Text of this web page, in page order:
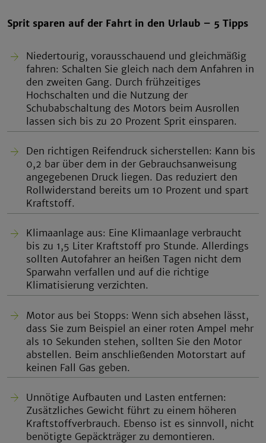
Sprit sparen auf der Fahrt in den Urlaub – 5 Tipps
Niedertourig, vorausschauend und gleichmäßig
fahren: Schalten Sie gleich nach dem Anfahren in
den zweiten Gang. Durch frühzeitiges
Hochschalten und die Nutzung der
Schubabschaltung des Motors beim Ausrollen
lassen sich bis zu 20 Prozent Sprit einsparen.
Den richtigen Reifendruck sicherstellen: Kann bis
0,2 bar über dem in der Gebrauchsanweisung
angegebenen Druck liegen. Das reduziert den
Rollwiderstand bereits um 10 Prozent und spart
Kraftstoff.
Klimaanlage aus: Eine Klimaanlage verbraucht
bis zu 1,5 Liter Kraftstoff pro Stunde. Allerdings
sollten Autofahrer an heißen Tagen nicht dem
Sparwahn verfallen und auf die richtige
Klimatisierung verzichten.
Motor aus bei Stopps: Wenn sich absehen lässt,
dass Sie zum Beispiel an einer roten Ampel mehr
als 10 Sekunden stehen, sollten Sie den Motor
abstellen. Beim anschließenden Motorstart auf
keinen Fall Gas geben.
Unnötige Aufbauten und Lasten entfernen:
Zusätzliches Gewicht führt zu einem höheren
Kraftstoffverbrauch. Ebenso ist es sinnvoll, nicht
benötigte Gepäckträger zu demontieren.